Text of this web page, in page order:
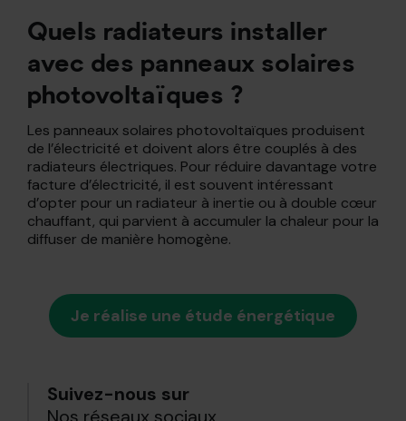
Quels radiateurs installer
avec des panneaux solaires
photovoltaïques ?
Les panneaux solaires photovoltaïques produisent
de l’électricité et doivent alors être couplés à des
radiateurs électriques. Pour réduire davantage votre
facture d’électricité, il est souvent intéressant
d’opter pour un radiateur à inertie ou à double cœur
chauffant, qui parvient à accumuler la chaleur pour la
diffuser de manière homogène.
Je réalise une étude énergétique
Suivez-nous sur